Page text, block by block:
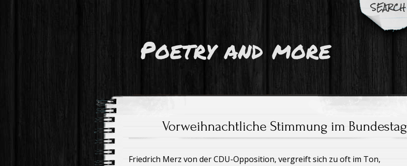
Poetry and more
Vorweihnachtliche Stimmung im Bundestag
Friedrich Merz von der CDU-Opposition, vergreift sich zu oft im Ton,